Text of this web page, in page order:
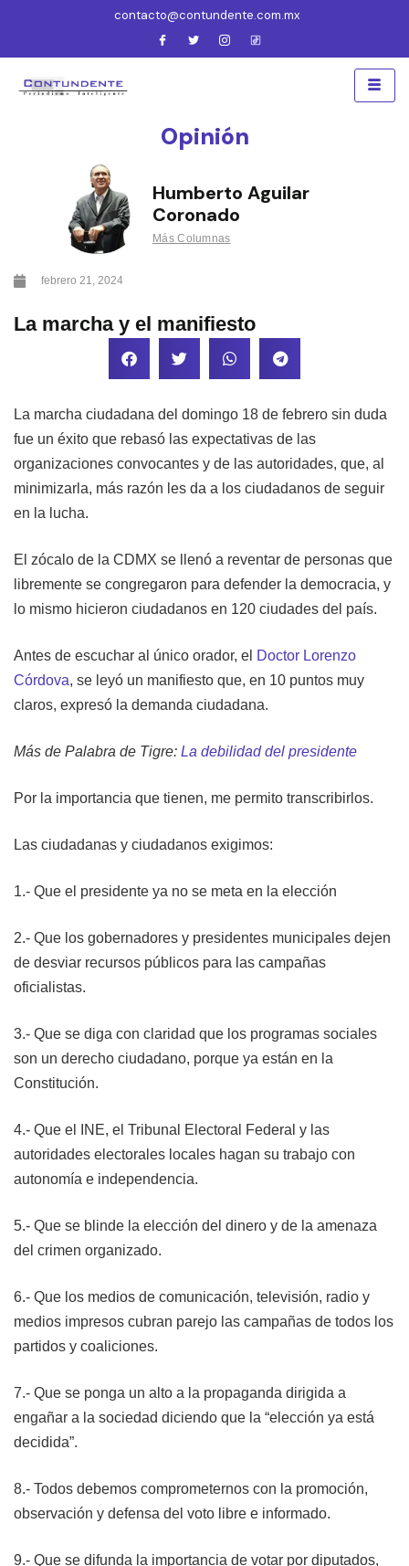
contacto@contundente.com.mx
Opinión
Humberto Aguilar
Coronado
Más Columnas
febrero 21, 2024
La marcha y el manifiesto
La marcha ciudadana del domingo 18 de febrero sin duda
fue un éxito que rebasó las expectativas de las
organizaciones convocantes y de las autoridades, que, al
minimizarla, más razón les da a los ciudadanos de seguir
en la lucha.
El zócalo de la CDMX se llenó a reventar de personas que
libremente se congregaron para defender la democracia, y
lo mismo hicieron ciudadanos en 120 ciudades del país.
Antes de escuchar al único orador, el Doctor Lorenzo
Córdova, se leyó un manifiesto que, en 10 puntos muy
claros, expresó la demanda ciudadana.
Más de Palabra de Tigre: La debilidad del presidente
Por la importancia que tienen, me permito transcribirlos.
Las ciudadanas y ciudadanos exigimos:
1.- Que el presidente ya no se meta en la elección
2.- Que los gobernadores y presidentes municipales dejen
de desviar recursos públicos para las campañas
oficialistas.
3.- Que se diga con claridad que los programas sociales
son un derecho ciudadano, porque ya están en la
Constitución.
4.- Que el INE, el Tribunal Electoral Federal y las
autoridades electorales locales hagan su trabajo con
autonomía e independencia.
5.- Que se blinde la elección del dinero y de la amenaza
del crimen organizado.
6.- Que los medios de comunicación, televisión, radio y
medios impresos cubran parejo las campañas de todos los
partidos y coaliciones.
7.- Que se ponga un alto a la propaganda dirigida a
engañar a la sociedad diciendo que la “elección ya está
decidida”.
8.- Todos debemos comprometernos con la promoción,
observación y defensa del voto libre e informado.
9.- Que se difunda la importancia de votar por diputados,